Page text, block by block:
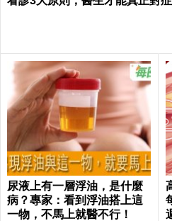
尿液上有一層浮油，是什麼
病？專家：看到浮油搭上這
一物，不馬上就醫不行！